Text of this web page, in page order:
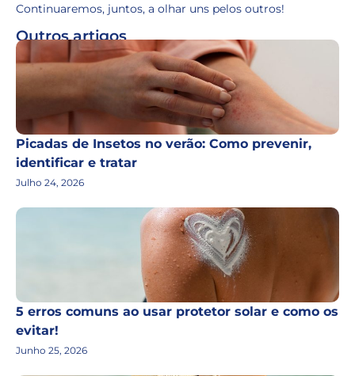
Continuaremos, juntos, a olhar uns pelos outros!
Outros artigos
Picadas de Insetos no verão: Como prevenir,
identificar e tratar
Julho 24, 2026
5 erros comuns ao usar protetor solar e como os
evitar!
Junho 25, 2026